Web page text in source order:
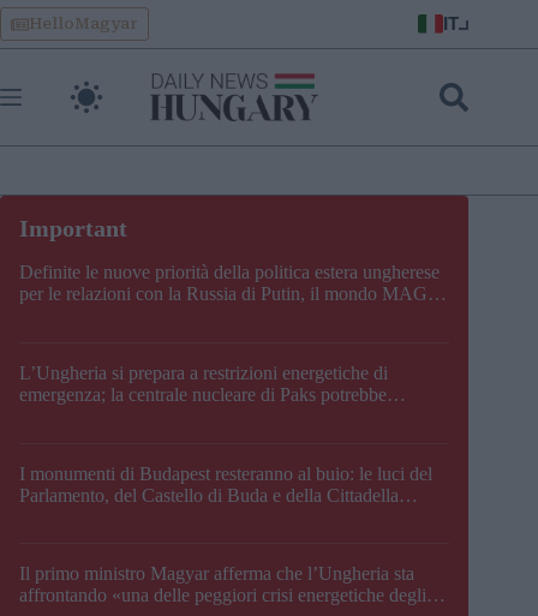
Skip
to
content
HelloMagyar IT
Definite le nuove priorità della politica estera ungherese
per le relazioni con la Russia di Putin, il mondo MAGA,
L’Ungheria si prepara a restrizioni energetiche di
emergenza; la centrale nucleare di Paks potrebbe
I monumenti di Budapest resteranno al buio: le luci del
Parlamento, del Castello di Buda e della Cittadella
Il primo ministro Magyar afferma che l’Ungheria sta
affrontando «una delle peggiori crisi energetiche degli